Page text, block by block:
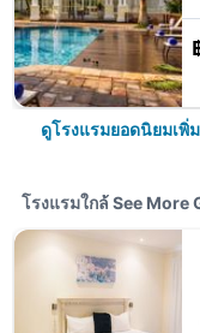
ดูโรงแรมยอดนิยมเ
โรงแรมใกล้ See More